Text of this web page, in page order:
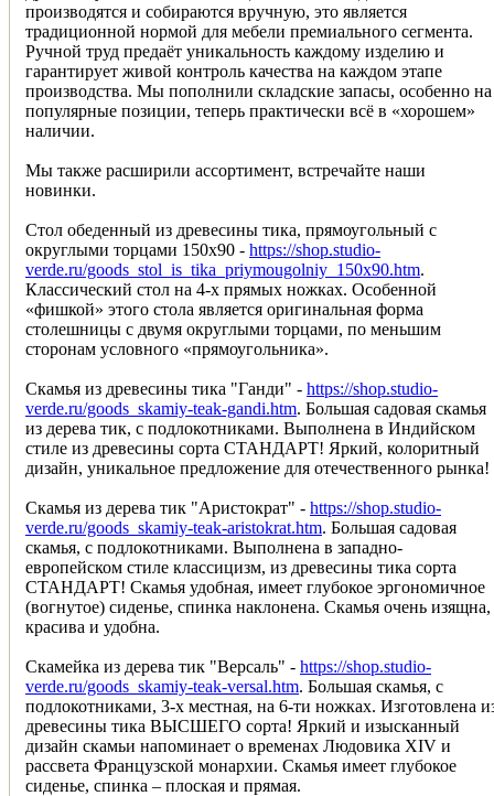
производятся и собираются вручную, это является
традиционной нормой для мебели премиального сегмента.
Ручной труд предаёт уникальность каждому изделию и
гарантирует живой контроль качества на каждом этапе
производства. Мы пополнили складские запасы, особенно на
популярные позиции, теперь практически всё в «хорошем»
наличии.
Мы также расширили ассортимент, встречайте наши
новинки.
Стол обеденный из древесины тика, прямоугольный с
округлыми торцами 150х90 - https://shop.studio-
verde.ru/goods_stol_is_tika_priymougolniy_150x90.htm.
Классический стол на 4-х прямых ножках. Особенной
«фишкой» этого стола является оригинальная форма
столешницы с двумя округлыми торцами, по меньшим
сторонам условного «прямоугольника».
Скамья из древесины тика "Ганди" - https://shop.studio-
verde.ru/goods_skamiy-teak-gandi.htm. Большая садовая скамья
из дерева тик, с подлокотниками. Выполнена в Индийском
стиле из древесины сорта СТАНДАРТ! Яркий, колоритный
дизайн, уникальное предложение для отечественного рынка!
Скамья из дерева тик "Аристократ" - https://shop.studio-
verde.ru/goods_skamiy-teak-aristokrat.htm. Большая садовая
скамья, с подлокотниками. Выполнена в западно-
европейском стиле классицизм, из древесины тика сорта
СТАНДАРТ! Скамья удобная, имеет глубокое эргономичное
(вогнутое) сиденье, спинка наклонена. Скамья очень изящна,
красива и удобна.
Скамейка из дерева тик "Версаль" - https://shop.studio-
verde.ru/goods_skamiy-teak-versal.htm. Большая скамья, с
подлокотниками, 3-х местная, на 6-ти ножках. Изготовлена
древесины тика ВЫСШЕГО сорта! Яркий и изысканный
дизайн скамьи напоминает о временах Людовика XIV и
рассвета Французской монархии. Скамья имеет глубокое
сиденье, спинка – плоская и прямая.